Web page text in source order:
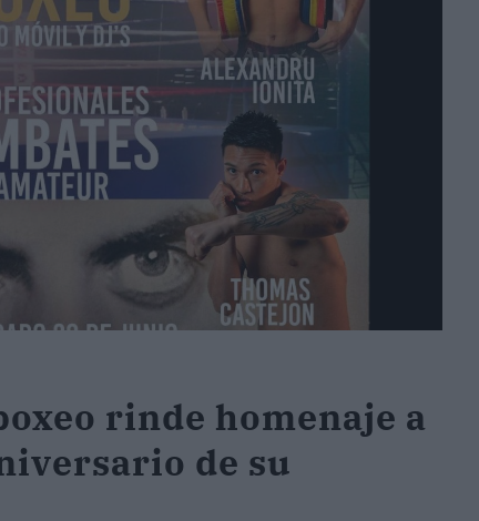
rinde homenaje a
de su